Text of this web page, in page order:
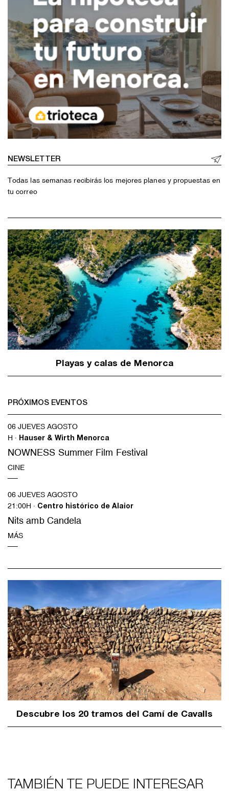
NEWSLETTER
Todas las semanas recibirás los mejores planes y propuestas en
tu correo
Playas y calas de Menorca
PRÓXIMOS EVENTOS
06 JUEVES AGOSTO
H · Hauser & Wirth Menorca
NOWNESS Summer Film Festival
CINE
06 JUEVES AGOSTO
21:00H · Centro histórico de Alaior
Nits amb Candela
MÁS
Descubre los 20 tramos del Camí de Cavalls
TAMBIÉN TE PUEDE INTERESAR